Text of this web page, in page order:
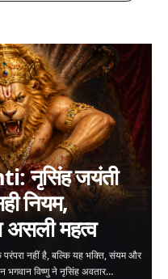
नृसिंह जयंती
नियम,
असली महत्व
नहीं है, बल्कि यह भक्ति, संयम और
भगवान विष्णु ने नृसिंह अवतार…